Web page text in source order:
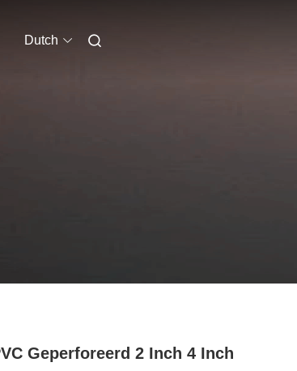
Dutch
Geperforeerd 2 Inch 4 Inch